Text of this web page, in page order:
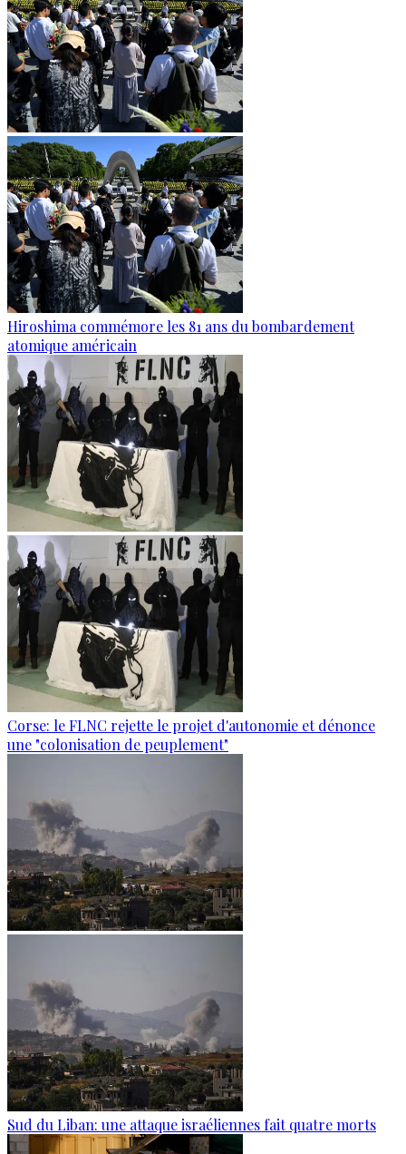
Hiroshima commémore les 81 ans du bombardement
atomique américain
Corse: le FLNC rejette le projet d'autonomie et dénonce
une "colonisation de peuplement"
Sud du Liban: une attaque israéliennes fait quatre morts